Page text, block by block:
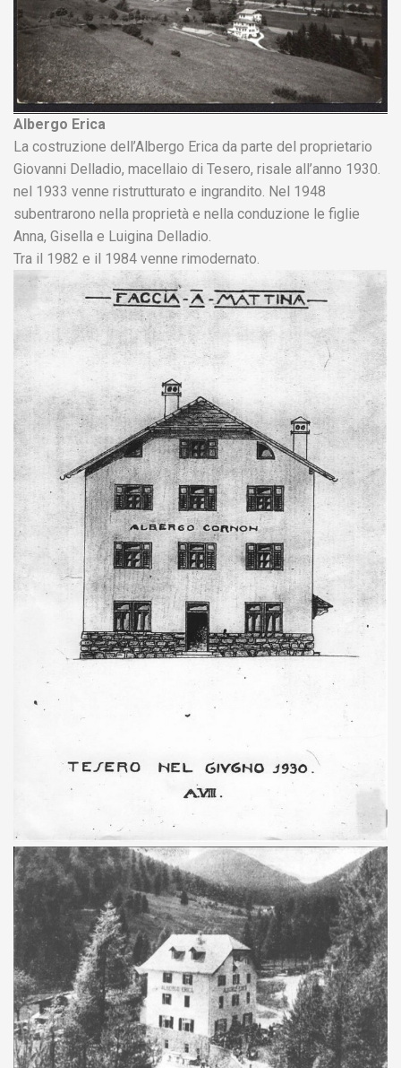
Albergo Erica
La costruzione dell’Albergo Erica da parte del proprietario
Giovanni Delladio, macellaio di Tesero, risale all’anno 1930.
nel 1933 venne ristrutturato e ingrandito. Nel 1948
subentrarono nella proprietà e nella conduzione le figlie
Anna, Gisella e Luigina Delladio.
Tra il 1982 e il 1984 venne rimodernato.